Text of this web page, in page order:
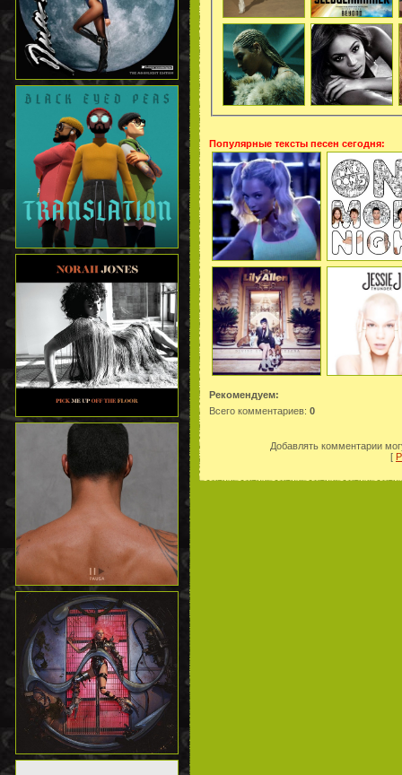
Популярные тексты песен сегодня:
Рекомендуем:
Всего комментариев: 0
Добавлять комментарии
[